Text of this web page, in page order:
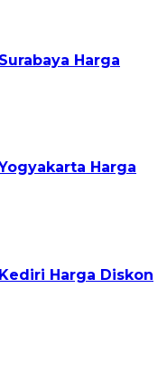
Harga
Harga
Harga Diskon